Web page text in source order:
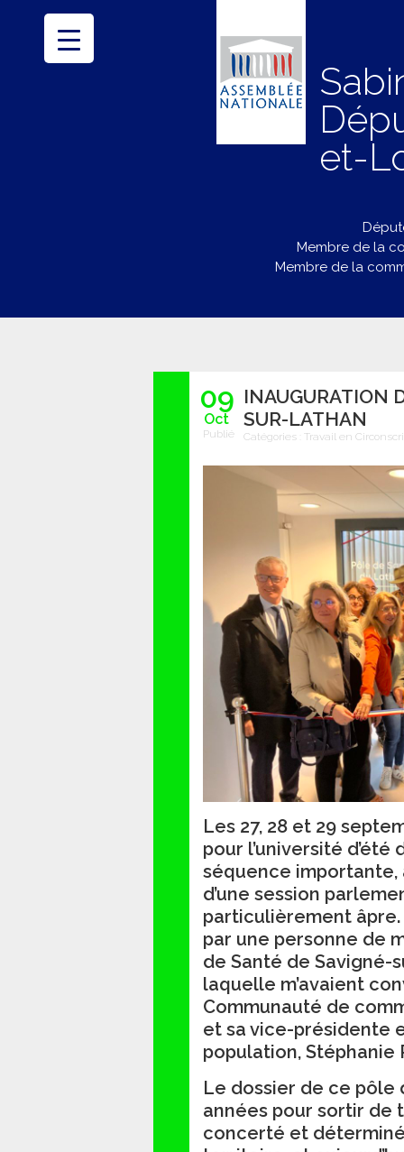
et-
Membre de la
Membre de la
09
Oct
INAUGURATION
SUR-LATHAN
Catégories : Travail en
Les 27, 28 et 29
pour l’université d’été
séquence importante,
d’une session
particulièrement âpre.
par une personne de
de Santé de Savigné-
laquelle m’avaient
Communauté de
et sa vice-présidente
population, Stéphanie
Le dossier de ce pôle
années pour sortir de
concerté et
Publié